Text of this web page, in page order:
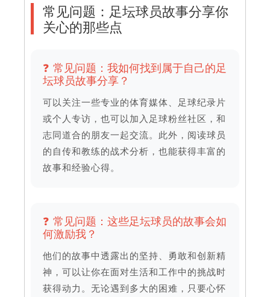
常见问题：足坛球员故事分享你
关心的那些点
❓ 常见问题：我如何找到属于自己的足
坛球员故事分享？
可以关注一些专业的体育媒体、足球纪录片
或个人专访，也可以加入足球粉丝社区，和
志同道合的朋友一起交流。此外，阅读球员
的自传和教练的战术分析，也能获得丰富的
故事和经验心得。
❓ 常见问题：这些足坛球员的故事会如
何激励我？
他们的故事中透露出的坚持、勇敢和创新精
神，可以让你在面对生活和工作中的挑战时
获得动力。无论遇到多大的困难，只要心怀